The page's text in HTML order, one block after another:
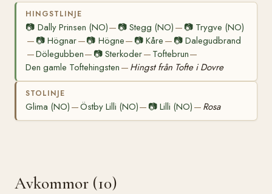
HINGSTLINJE
📷 Dally Prinsen (NO)— 📷Stegg (NO) — 📷 Trygve (NO)
— 📷Högnar—📷 Högne— 📷Kåre — 📷 Dalegudbrand
—Dölegubben— 📷Sterkoder— Toftebrun—
Den gamle Toftehingsten — Hingst från Tofte i Dovre
STOLINJE
Glima (NO) —Östby Lilli (NO)— 📷Lilli (NO) — Rosa
Avkommor (10)